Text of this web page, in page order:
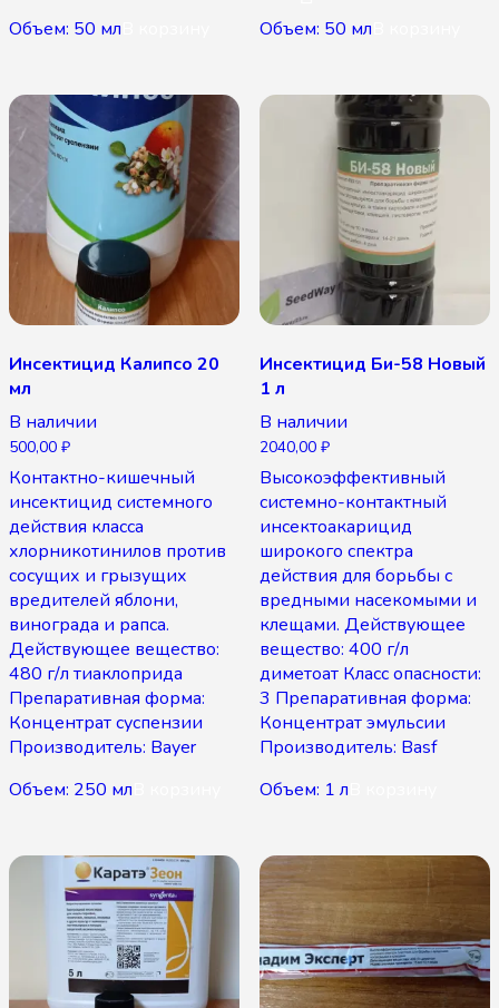
Объем: 50 мл
Объем: 50 мл
Инсектицид Калипсо 20
мл
В наличии
500,00 ₽
Контактно-кишечный
инсектицид системного
действия класса
хлорникотинилов против
сосущих и грызущих
вредителей яблони,
винограда и рапса.
Действующее вещество:
480 г/л тиаклоприда
Препаративная форма:
Концентрат суспензии
Производитель: Bayer
Объем: 250 мл
Инсектицид Би-58 Новый
1 л
В наличии
2040,00 ₽
Высокоэффективный
системно-контактный
инсектоакарицид
широкого спектра
действия для борьбы с
вредными насекомыми и
клещами. Действующее
вещество: 400 г/л
диметоат Класс опасности:
3 Препаративная форма:
Концентрат эмульсии
Производитель: Basf
Объем: 1 л